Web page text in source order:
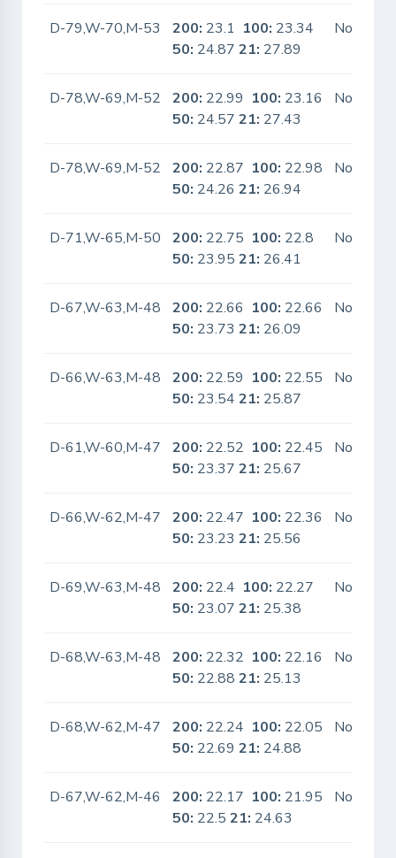
D-79,W-70,M-53 200: 23.1 100: 23.34
50: 24.8721: 27.89
No
D-78,W-69,M-52 200: 22.99 100: 23.16
50: 24.5721: 27.43
No
D-78,W-69,M-52 200: 22.87 100: 22.98
50: 24.2621: 26.94
No
D-71,W-65,M-50 200: 22.75 100: 22.8
50: 23.9521: 26.41
No
D-67,W-63,M-48 200: 22.66 100: 22.66
50: 23.7321: 26.09
No
D-66,W-63,M-48 200: 22.59 100: 22.55
50: 23.5421: 25.87
No
D-61,W-60,M-47 200: 22.52 100: 22.45
50: 23.3721: 25.67
No
D-66,W-62,M-47 200: 22.47 100: 22.36
50: 23.2321: 25.56
No
D-69,W-63,M-48 200: 22.4 100: 22.27
50: 23.0721: 25.38
No
D-68,W-63,M-48 200: 22.32 100: 22.16
50: 22.8821: 25.13
No
D-68,W-62,M-47 200: 22.24 100: 22.05
50: 22.6921: 24.88
No
D-67,W-62,M-46 200: 22.17 100: 21.95
50: 22.521: 24.63
No